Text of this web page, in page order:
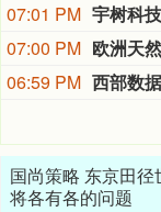
07:01 PM 宇树科
07:00 PM
06:59 PM 西部数
国尚策略 东京田
将各有各的问题